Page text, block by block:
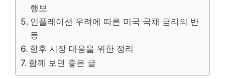
행보
인플레이션 우려에 따른 미국 국채 금리의 반
등
향후 시장 대응을 위한 정리
함께 보면 좋은 글